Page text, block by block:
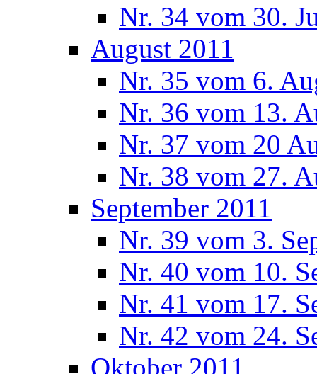
Nr. 34 vom 30.
August 2011
Nr. 35 vom 6.
Nr. 36 vom 13.
Nr. 37 vom 20
Nr. 38 vom 27.
September 2011
Nr. 39 vom 3.
Nr. 40 vom 10.
Nr. 41 vom 17.
Nr. 42 vom 24.
Oktober 2011